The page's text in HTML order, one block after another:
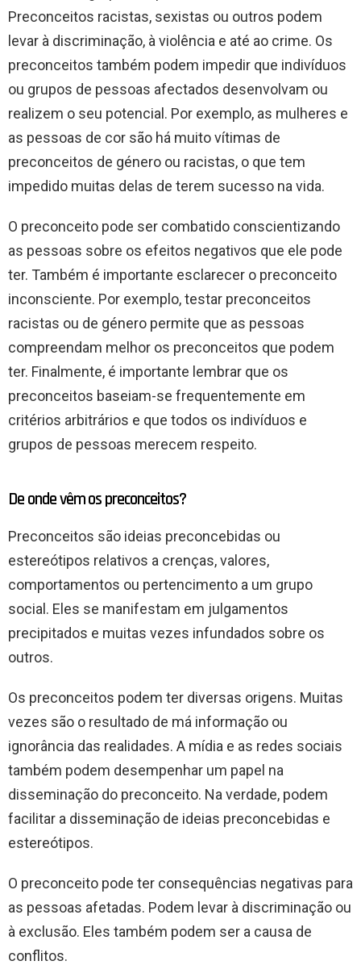
Preconceitos racistas, sexistas ou outros podem
levar à discriminação, à violência e até ao crime. Os
preconceitos também podem impedir que indivíduos
ou grupos de pessoas afectados desenvolvam ou
realizem o seu potencial. Por exemplo, as mulheres e
as pessoas de cor são há muito vítimas de
preconceitos de género ou racistas, o que tem
impedido muitas delas de terem sucesso na vida.
O preconceito pode ser combatido conscientizando
as pessoas sobre os efeitos negativos que ele pode
ter. Também é importante esclarecer o preconceito
inconsciente. Por exemplo, testar preconceitos
racistas ou de género permite que as pessoas
compreendam melhor os preconceitos que podem
ter. Finalmente, é importante lembrar que os
preconceitos baseiam-se frequentemente em
critérios arbitrários e que todos os indivíduos e
grupos de pessoas merecem respeito.
De onde vêm os preconceitos?
Preconceitos são ideias preconcebidas ou
estereótipos relativos a crenças, valores,
comportamentos ou pertencimento a um grupo
social. Eles se manifestam em julgamentos
precipitados e muitas vezes infundados sobre os
outros.
Os preconceitos podem ter diversas origens. Muitas
vezes são o resultado de má informação ou
ignorância das realidades. A mídia e as redes sociais
também podem desempenhar um papel na
disseminação do preconceito. Na verdade, podem
facilitar a disseminação de ideias preconcebidas e
estereótipos.
O preconceito pode ter consequências negativas para
as pessoas afetadas. Podem levar à discriminação ou
à exclusão. Eles também podem ser a causa de
conflitos.